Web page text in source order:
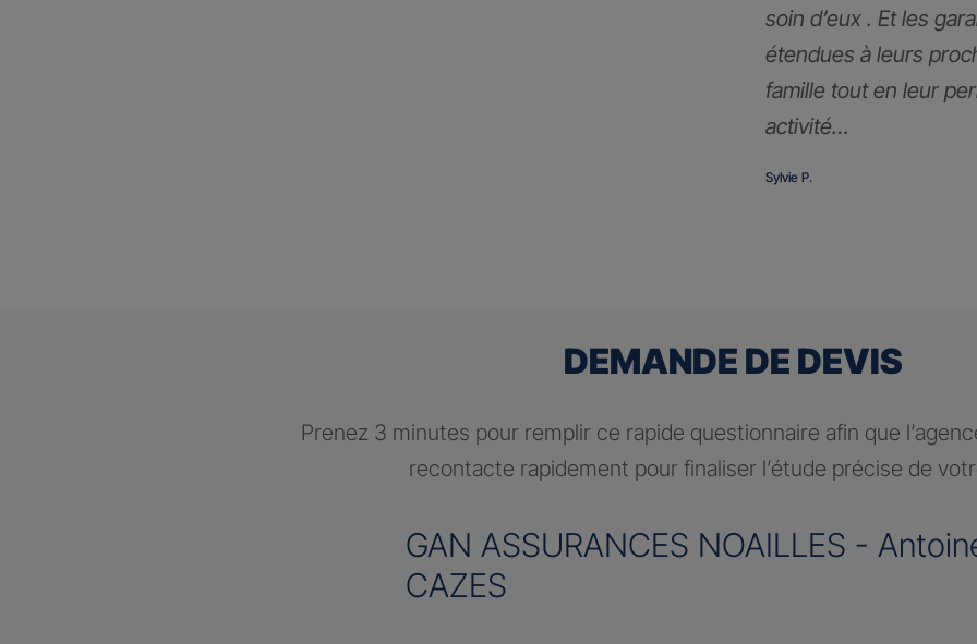
soin d’eux . Et les
étendues à leurs
famille tout en leur
activité…
Sylvie P.
DEMANDE DE DEVIS
Prenez 3 minutes pour remplir ce rapide questionnaire afin que
recontacte rapidement pour finaliser l’étude précise de
GAN ASSURANCES NOAILLES -
CAZES